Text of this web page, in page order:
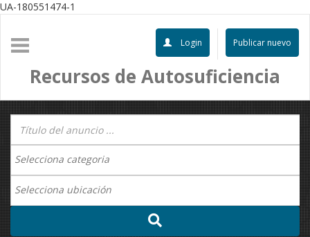
UA-180551474-1
Publicar nuevo
Login
Recursos de Autosuficiencia